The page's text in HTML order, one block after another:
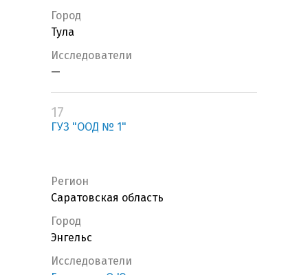
Город
Тула
Исследователи
—
17
ГУЗ "ООД № 1"
Регион
Саратовская область
Город
Энгельс
Исследователи